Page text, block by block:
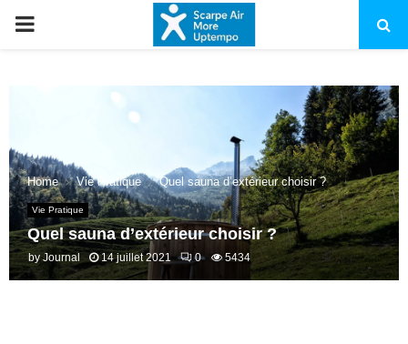
PRIMARY
Home Vie Pratique Quel sauna d’extérieur choisir ?
Vie Pratique
Quel sauna d’extérieur choisir ?
by Journal 14 juillet 2021 0 5434